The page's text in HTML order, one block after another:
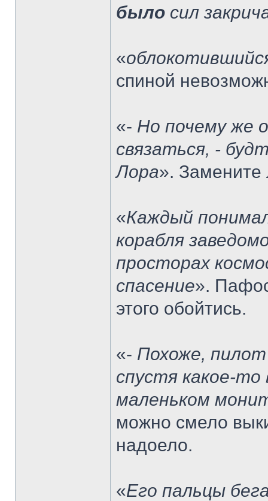
было сил
«
спиной
«- Но почему же
связаться, -
Лора». Замените
«Каждый
корабля
просторах
спасение».
этого обойтись.
«- Похоже, пилот
спустя какое-
маленьком
можно смело
надоело.
«Его пальцы